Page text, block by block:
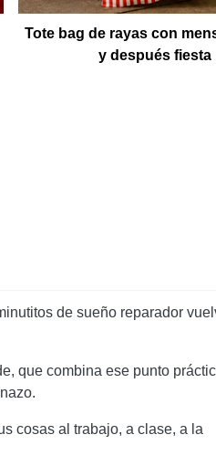
Tote bag de rayas con
y después fiesta
de sueño reparador
que combina ese punto
cosas al trabajo, a clase, a la